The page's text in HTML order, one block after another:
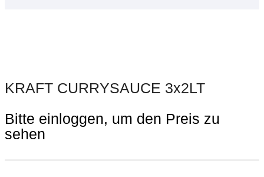
KRAFT CURRYSAUCE 3x2LT
Bitte einloggen, um den Preis zu
sehen